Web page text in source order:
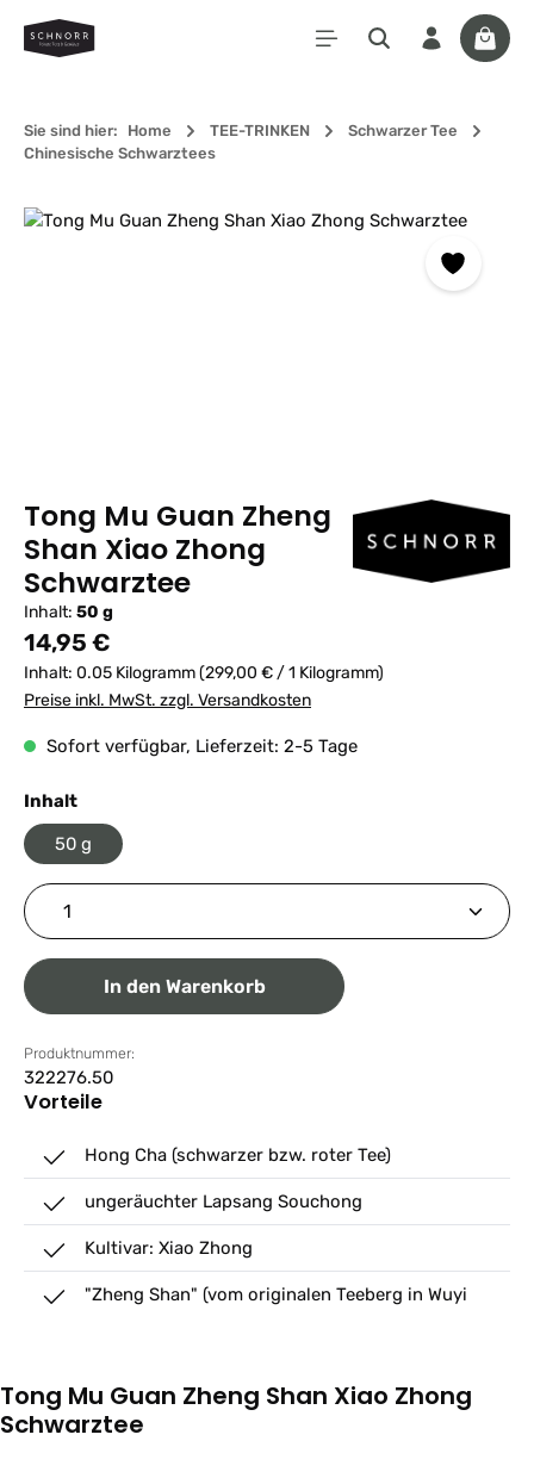
Zum Hauptinhalt springen
Sie sind hier: Home TEE-TRINKEN
Schwarzer Tee
Chinesische Schwarztees
Bildergalerie überspringen
Tong Mu Guan Zheng
Shan Xiao Zhong
Schwarztee
Inhalt: 50 g
Regulärer Preis:
14,95 €
Inhalt: 0.05 Kilogramm(299,00 € / 1 Kilogramm)
Preise inkl. MwSt. zzgl. Versandkosten
Sofort verfügbar, Lieferzeit: 2-5 Tage
Inhaltauswählen
50 g
Produkt Anzahl: Gib den gewünschten Wert ein
In den Warenkorb
Produktnummer:
322276.50
Vorteile
Hong Cha (schwarzer bzw. roter Tee)
ungeräuchter Lapsang Souchong
Kultivar: Xiao Zhong
"Zheng Shan" (vom originalen Teeberg in Wuyi
Tong Mu Guan Zheng Shan Xiao Zhong
Schwarztee